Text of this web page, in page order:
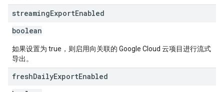
streamingExportEnabled
boolean
如果设置为 true，则启用向关联的 Google Cloud 云项目进行流式
导出。
freshDailyExportEnabled